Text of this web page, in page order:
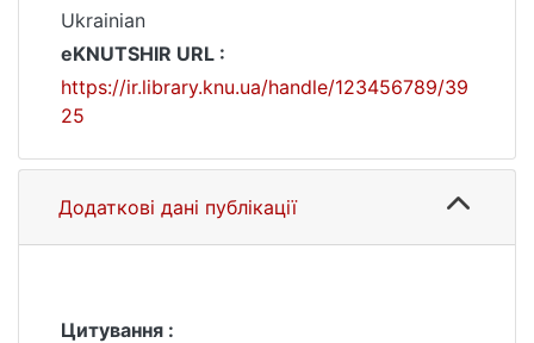
Ukrainian
eKNUTSHIR URL :
https://ir.library.knu.ua/handle/123456789/39
25
Додаткові дані публікації
Цитування :